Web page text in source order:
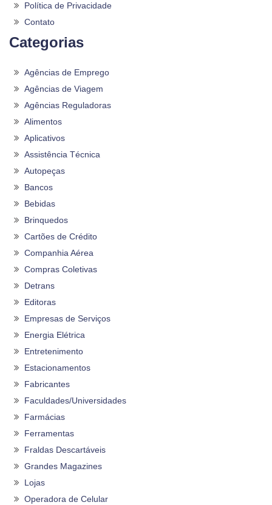
Política de Privacidade
Contato
Categorias
Agências de Emprego
Agências de Viagem
Agências Reguladoras
Alimentos
Aplicativos
Assistência Técnica
Autopeças
Bancos
Bebidas
Brinquedos
Cartões de Crédito
Companhia Aérea
Compras Coletivas
Detrans
Editoras
Empresas de Serviços
Energia Elétrica
Entretenimento
Estacionamentos
Fabricantes
Faculdades/Universidades
Farmácias
Ferramentas
Fraldas Descartáveis
Grandes Magazines
Lojas
Operadora de Celular